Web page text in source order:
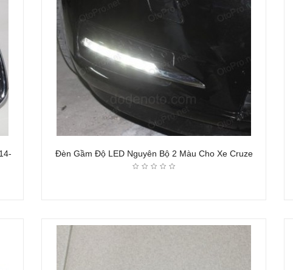
Đèn Gầm Độ LED Nguyên Bộ 2 Màu Cho Xe Cruze